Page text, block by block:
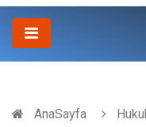
AnaSayfa